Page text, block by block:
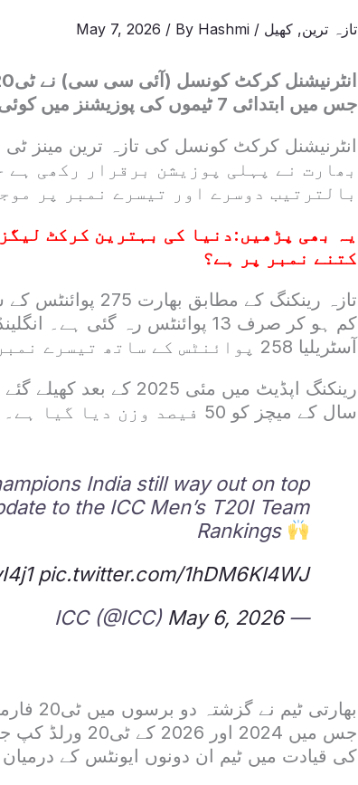
تازہ ترین, کھیل /
May 7, 2026 / By Hashmi
جس میں ابتدائی 7 ٹیموں کی پوزیشنز میں کوئی تبدیلی نہیں آئی۔
بھارت نے پہلی پوزیشن برقرار رکھی ہے
بالترتیب دوسرے اور تیسرے نمبر پر
یہ بھی پڑھیں:دنیا کی بہترین کرکٹ
کتنے نمبر پر ہے؟
تازہ رینکنگ کے
آسٹریلیا 258 پوائنٹس کے ساتھ تیسرے نمبر پر موجود ہے۔
سال کے میچز کو 50 فیصد وزن دیا گیا ہے۔
India still way out on top
to the ICC Men’s T20I Team
Rankings
pic.twitter.com/1hDM6Kl4WJ
— ICC (@ICC)
May 6, 2026
بھارتی
جس میں 2024
کی قیادت میں ٹیم ان دونوں ایونٹس کے